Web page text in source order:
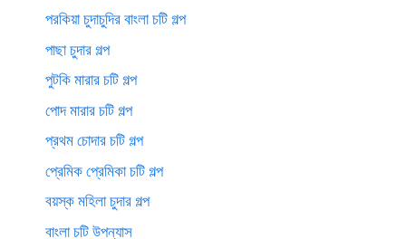
পরকিয়া চুদাচুদির বাংলা চটি গল্প
পাছা চুদার গল্প
পুটকি মারার চটি গল্প
পোদ মারার চটি গল্প
প্রথম চোদার চটি গল্প
প্রেমিক প্রেমিকা চটি গল্প
বয়স্ক মহিলা চুদার গল্প
বাংলা চটি উপন্যাস